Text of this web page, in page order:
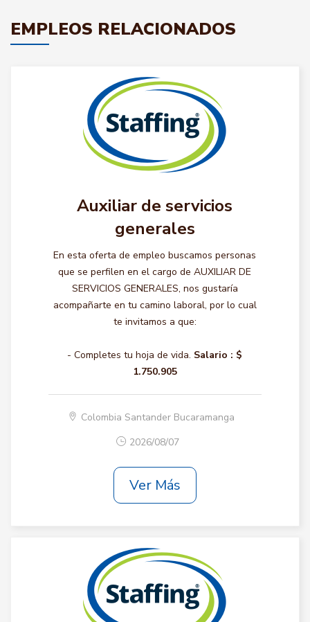
EMPLEOS RELACIONADOS
Auxiliar de servicios
generales
En esta oferta de empleo buscamos personas
que se perfilen en el cargo de AUXILIAR DE
SERVICIOS GENERALES, nos gustaría
acompañarte en tu camino laboral, por lo cual
te invitamos a que:
- Completes tu hoja de vida. Salario : $
1.750.905
Colombia Santander Bucaramanga
2026/08/07
Ver Más